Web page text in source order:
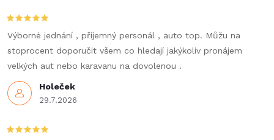
v
k
y
v
ý
Holeček
29.7.2026
Výborné jednání , příjemný personál , auto top. Můžu na
stoprocent doporučit všem co hledají jakýkoliv pronájem
velkých aut nebo karavanu na dovolenou .